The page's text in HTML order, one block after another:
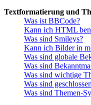
Textformatierung und
Was ist BBCode?
Kann ich HTML
Was sind Smileys?
Kann ich Bilder in
Was sind globale
Was sind
Was sind wichtige
Was sind
Was sind Themen-